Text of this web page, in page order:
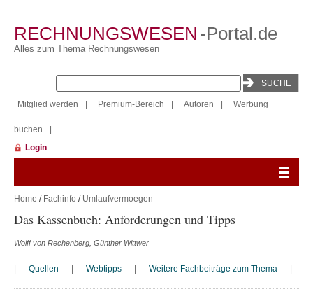
RECHNUNGSWESEN -Portal.de
Alles zum Thema Rechnungswesen
Mitglied werden Premium-Bereich Autoren Werbung
buchen
Login
Home / Fachinfo / Umlaufvermoegen
Das Kassenbuch: Anforderungen und Tipps
Wolff von Rechenberg, Günther Wittwer
Quellen Webtipps Weitere Fachbeiträge zum Thema